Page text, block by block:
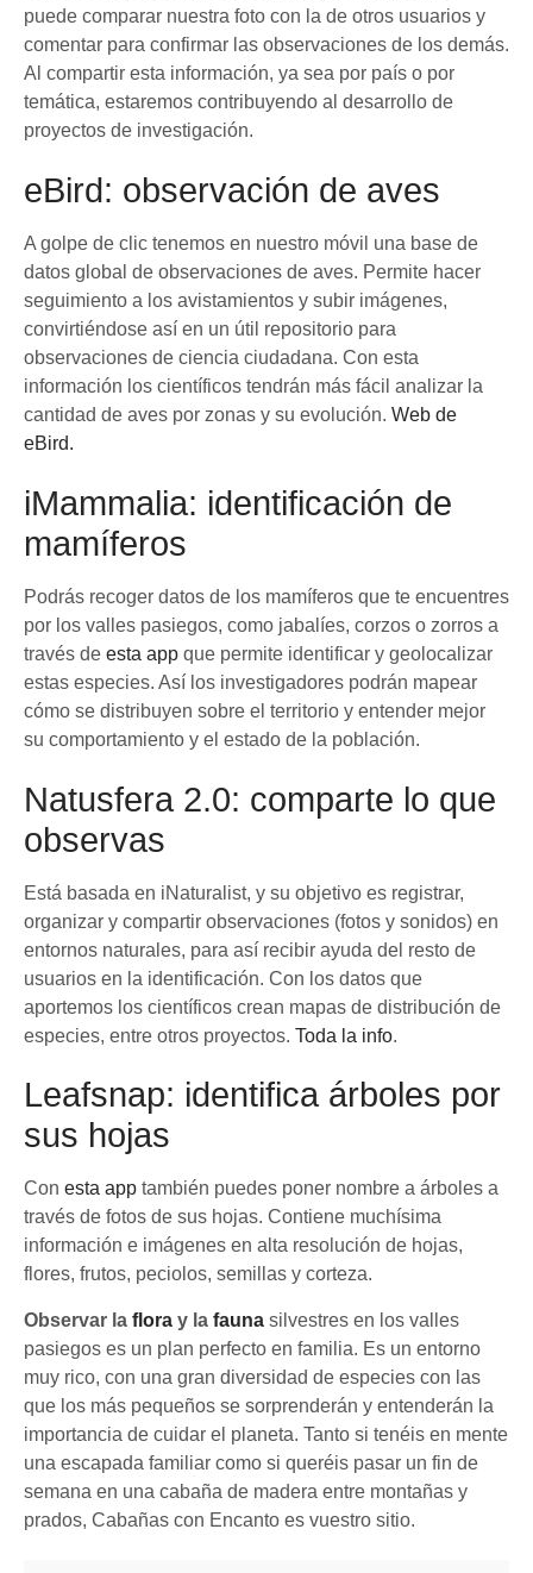
puede comparar nuestra foto con la de otros usuarios y
comentar para confirmar las observaciones de los demás.
Al compartir esta información, ya sea por país o por
temática, estaremos contribuyendo al desarrollo de
proyectos de investigación.
eBird: observación de aves
A golpe de clic tenemos en nuestro móvil una base de
datos global de observaciones de aves. Permite hacer
seguimiento a los avistamientos y subir imágenes,
convirtiéndose así en un útil repositorio para
observaciones de ciencia ciudadana. Con esta
información los científicos tendrán más fácil analizar la
cantidad de aves por zonas y su evolución. Web de
eBird.
iMammalia: identificación de
mamíferos
Podrás recoger datos de los mamíferos que te encuentres
por los valles pasiegos, como jabalíes, corzos o zorros a
través de esta app que permite identificar y geolocalizar
estas especies. Así los investigadores podrán mapear
cómo se distribuyen sobre el territorio y entender mejor
su comportamiento y el estado de la población.
Natusfera 2.0: comparte lo que
observas
Está basada en iNaturalist, y su objetivo es registrar,
organizar y compartir observaciones (fotos y sonidos) en
entornos naturales, para así recibir ayuda del resto de
usuarios en la identificación. Con los datos que
aportemos los científicos crean mapas de distribución de
especies, entre otros proyectos. Toda la info.
Leafsnap: identifica árboles por
sus hojas
Con esta app también puedes poner nombre a árboles a
través de fotos de sus hojas. Contiene muchísima
información e imágenes en alta resolución de hojas,
flores, frutos, peciolos, semillas y corteza.
Observar la flora y la fauna silvestres en los valles
pasiegos es un plan perfecto en familia. Es un entorno
muy rico, con una gran diversidad de especies con las
que los más pequeños se sorprenderán y entenderán la
importancia de cuidar el planeta. Tanto si tenéis en mente
una escapada familiar como si queréis pasar un fin de
semana en una cabaña de madera entre montañas y
prados, Cabañas con Encanto es vuestro sitio.